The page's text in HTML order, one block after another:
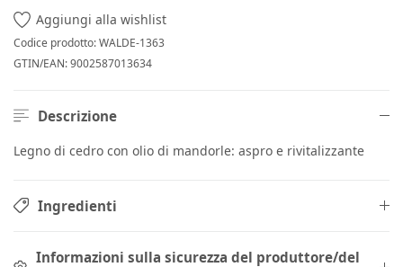
Aggiungi alla wishlist
Codice prodotto:WALDE-1363
GTIN/EAN:9002587013634
Descrizione
Legno di cedro con olio di mandorle: aspro e rivitalizzante
Ingredienti
Informazioni sulla sicurezza del produttore/del